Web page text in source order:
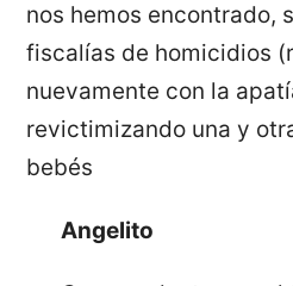
nos hemos encontrado,
fiscalías de homicidios
nuevamente con la
revictimizando una y
bebés
Angelito